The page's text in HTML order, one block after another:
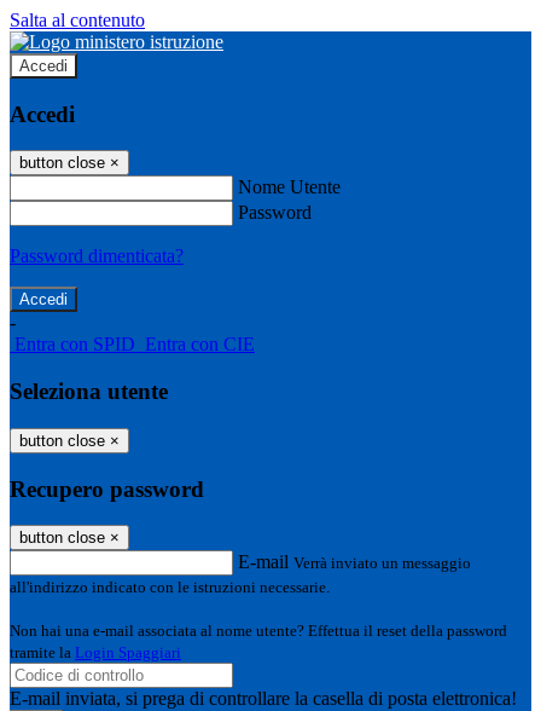
Salta al contenuto
Accedi
Accedi
button close ×
Nome Utente
Password
Password dimenticata?
-
Entra con SPID Entra con CIE
Seleziona utente
button close ×
Recupero password
button close ×
E-mail Verrà inviato un messaggio
all'indirizzo indicato con le istruzioni necessarie.
Non hai una e-mail associata al nome utente? Effettua il reset della password
tramite la Login Spaggiari
E-mail inviata, si prega di controllare la casella di posta elettronica!